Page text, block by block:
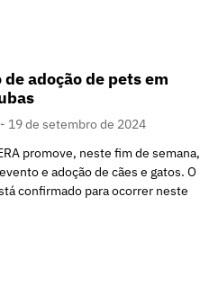
de adoção de pets em
19 de setembro de 2024
promove, neste fim de semana,
e adoção de cães e gatos. O
confirmado para ocorrer neste